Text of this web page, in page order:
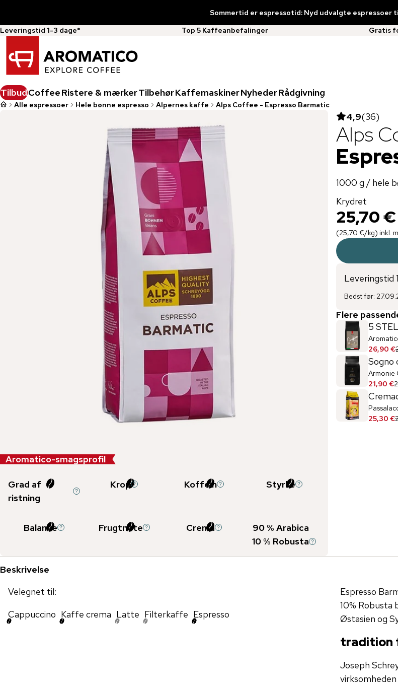
Sommertid er espressotid: Nyd udvalgte espressoer
Leveringstid 1-3 dage*
Top 5 Kaffeanbefalinger Gratis
TilbudCoffeeRistere & mærkerTilbehørKaffemaskinerNyhederRådgivning
Alle espressoer Hele bønne espresso Alpernes kaffe Alps Coffee - Espresso Barmatic
Aromatico-smagsprofil
Grad af
ristning
Krop Koffein Styrke
Balance Frugtnote Crema 90% Arabica
10% Robusta
4,9(36)
Alps
1000 g / hele
Krydret
25,70 €
(25,70 €/kg) inkl.
Leveringstid
Bedst før:
Flere
5
26,90 €
Sogno
Armonie
21,90 €
25,30 €
Beskrivelse
Velegnet til:
Cappuccino Kaffe crema Latte Filterkaffe Espresso
Espresso
10% Robusta
Østasien og
tradition
Joseph